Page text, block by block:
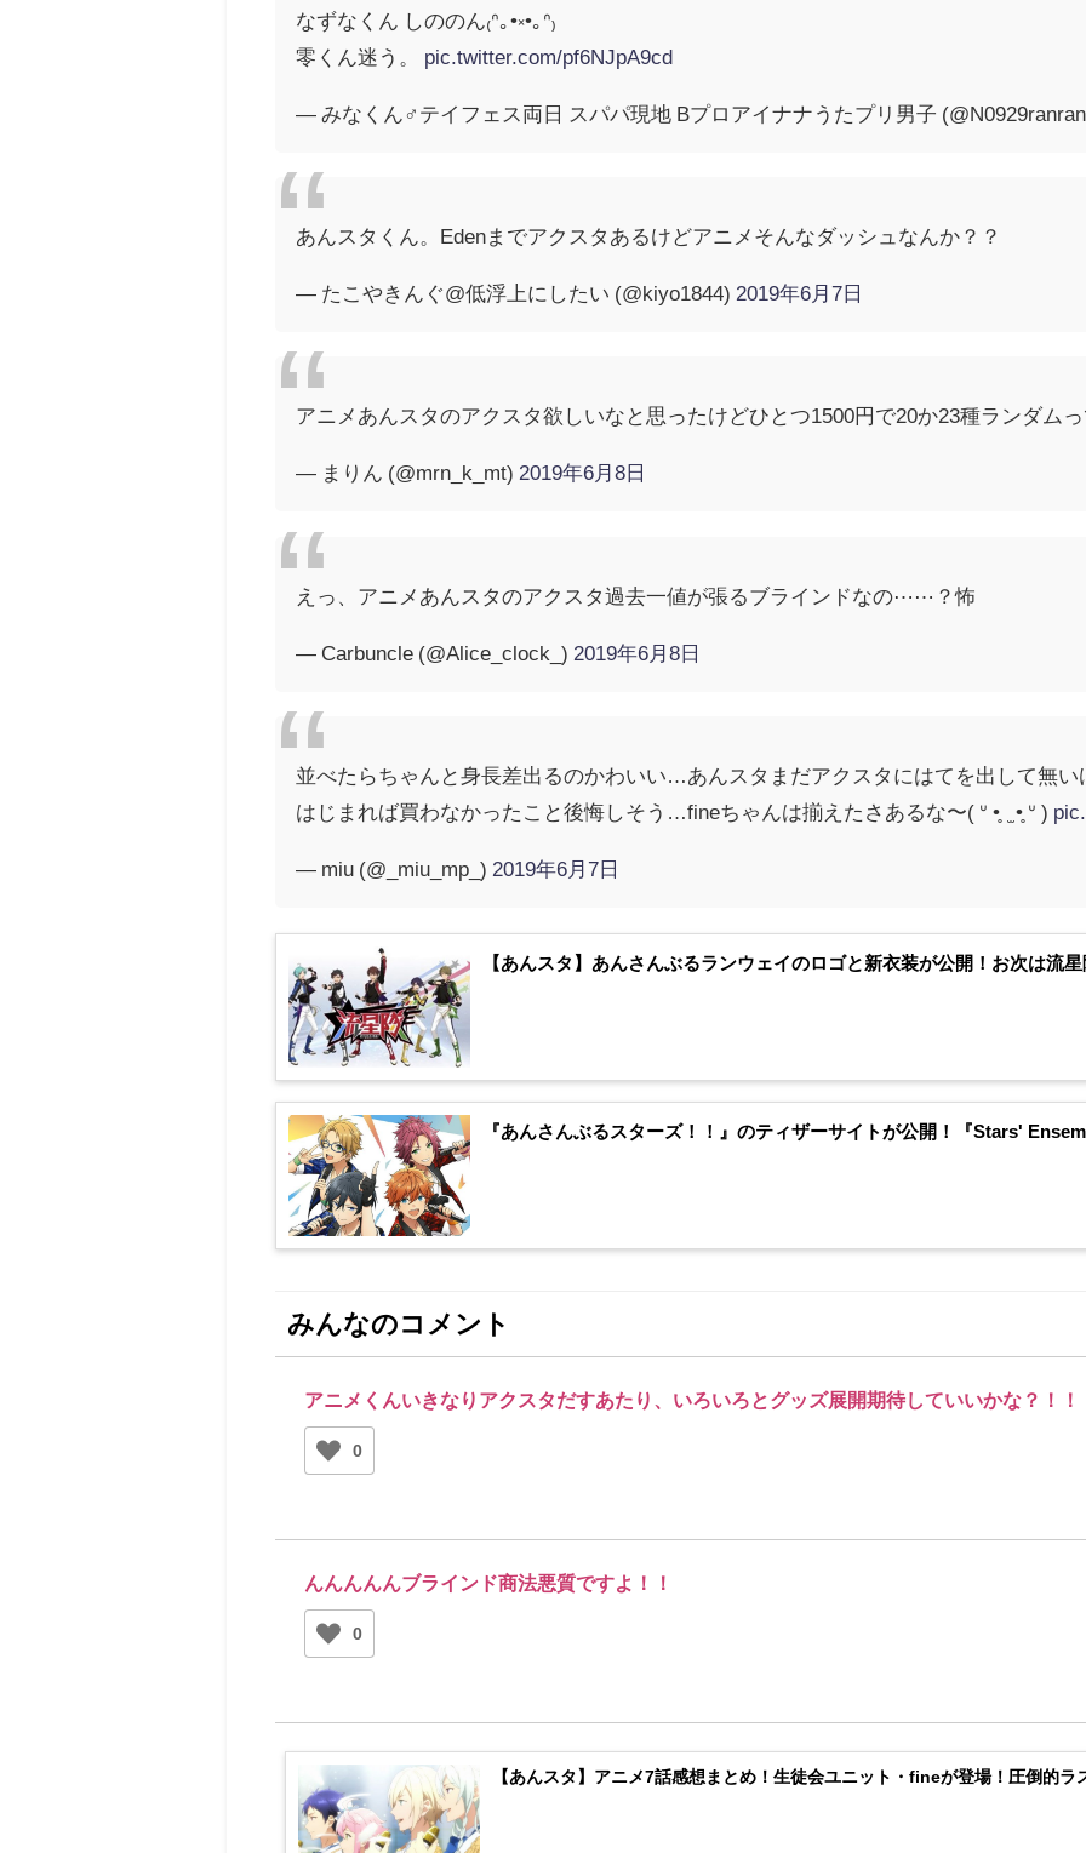
なずなくん しののん₍ᐢ｡•༝•｡ᐢ₎
零くん迷う。 pic.twitter.com/pf6NJpA9cd
— みなくん♂テイフェス両日 スパパ現地 Bプロアイナナうたプリ男子
あんスタくん。Edenまでアクスタあるけどアニメそんなダッシュなんか？？
— たこやきんぐ@低浮上にしたい (@kiyo1844) 2019年6月7日
アニメあんスタのアクスタ欲しいなと思ったけどひとつ1500円で20か23種ランダム
— まりん (@mrn_k_mt) 2019年6月8日
えっ、アニメあんスタのアクスタ過去一値が張るブラインドなの⋯⋯？怖
— Carbuncle (@Alice_clock_) 2019年6月8日
並べたらちゃんと身長差出るのかわいい…あんスタまだアクスタにはてを出して無
はじまれば買わなかったこと後悔しそう…fineちゃんは揃えたさあるな〜( ᐡ •̥ ̫ •̥ ᐡ )
— miu (@_miu_mp_) 2019年6月7日
【あんスタ】あんさんぶるランウェイのロゴと新衣装が公開！お次は流
『あんさんぶるスターズ！！』のティザーサイトが公開！『Stars'
みんなのコメント
アニメくんいきなりアクスタだすあたり、いろいろとグッズ展開期待していいかな？！
0
んんんんんブラインド商法悪質ですよ！！
0
【あんスタ】アニメ7話感想まとめ！生徒会ユニット・fineが登場！圧倒的